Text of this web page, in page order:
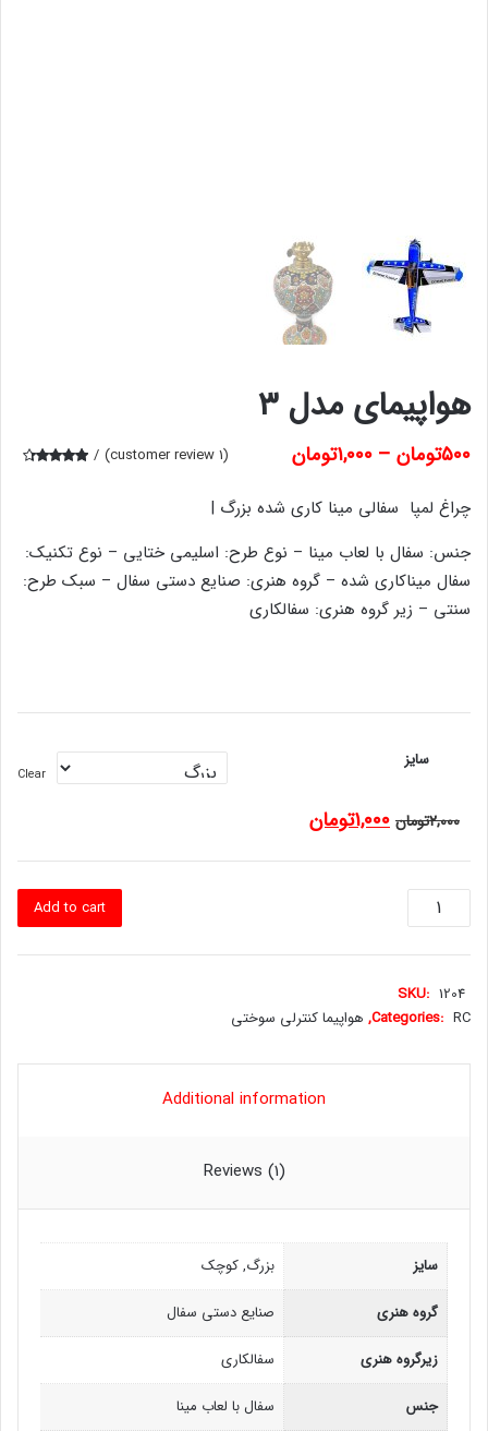
هواپیمای مدل ۳
rating
(
1 ۵۰۰تومان – ۱,۰۰۰تومان
چراغ لمپا سفالی مینا کاری شده بزرگ |
جنس: سفال با لعاب مینا – نوع طرح: اسلیمی ختایی – نوع تکنیک:
سفال میناکاری شده – گروه هنری: صنایع دستی سفال – سبک طرح:
سنتی – زیر گروه هنری: سفالکاری
سایز
Clear
۲,۰۰۰تومان ۱,۰۰۰تومان
هواپیمای
مدل
Add to cart
SKU: 1204
Categories: RC
, هواپیما کنترلی سوختی
Additional information
Reviews (1)
سایز بزرگ, کوچک
گروه هنری صنایع دستی سفال
زیرگروه هنری سفالکاری
جنس سفال با لعاب مینا